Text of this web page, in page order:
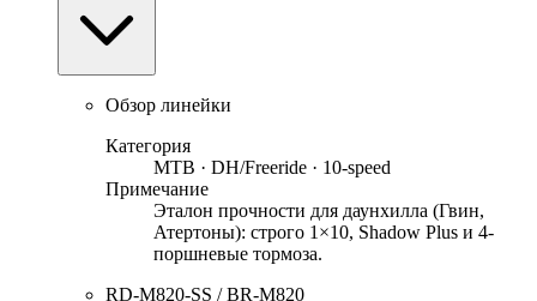
Обзор линейки
Категория
MTB · DH/Freeride · 10-speed
Примечание
Эталон прочности для даунхилла (Гвин,
Атертоны): строго 1×10, Shadow Plus и 4-
поршневые тормоза.
RD-M820-SS / BR-M820